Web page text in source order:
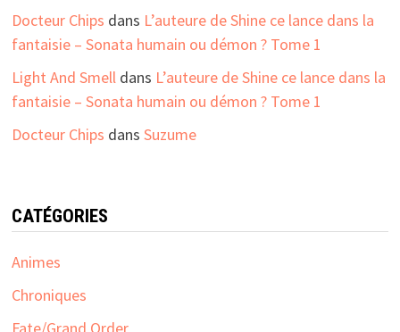
Docteur Chips dans L’auteure de Shine ce lance dans la
fantaisie – Sonata humain ou démon ? Tome 1
Light And Smelldans L’auteure de Shine ce lance dans la
fantaisie – Sonata humain ou démon ? Tome 1
Docteur Chips dans Suzume
CATÉGORIES
Animes
Chroniques